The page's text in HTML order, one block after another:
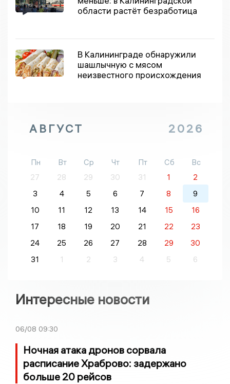
области растёт безработица
В Калининграде обнаружили
шашлычную с мясом
неизвестного происхождения
АВГУСТ 2026
Пн Вт Ср Чт Пт Сб
Вс
27
28 29 30 31 1
2
3
4 5 6 7 8
9
10
11 12 13 14 15
16
17
18 19 20 21 22
23
24
25 26 27 28 29
30
31
1 2 3 4 5 6
Интересные новости
06/08 09:30
Ночная атака дронов сорвала
расписание Храброво: задержано
больше 20 рейсов